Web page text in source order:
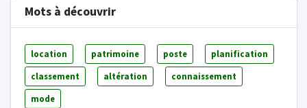
Mots à découvrir
location patrimoine poste planification
classement altération connaissement
mode